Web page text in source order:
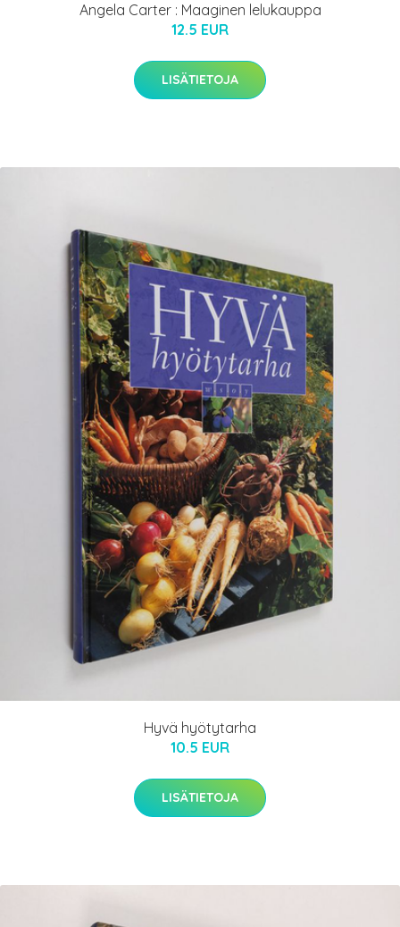
Angela Carter : Maaginen lelukauppa
12.5 EUR
LISÄTIETOJA
Hyvä hyötytarha
10.5 EUR
LISÄTIETOJA